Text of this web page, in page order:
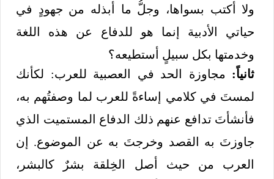
ولا أكتب بسواها، وجلُّ ما أبذله من جهودٍ في
حياتي الأدبية إنما هو للدفاع عن هذه اللغة
وخدمتها بكل سبيلٍ أستطيعه؟
ثانياً: مجاوزة الحد في العصبية للعرب: لكأنك
لمستَ في كلامي إساءةً للعرب لما وصفتُهم به،
فأنشأتَ تدافع عنهم ذلك الدفاع المستميت الذي
جاوزتَ به القصد وخرجتَ به عن الموضوع. إن
العرب من حيث أصل الخِلقة بشرٌ كالبشر،